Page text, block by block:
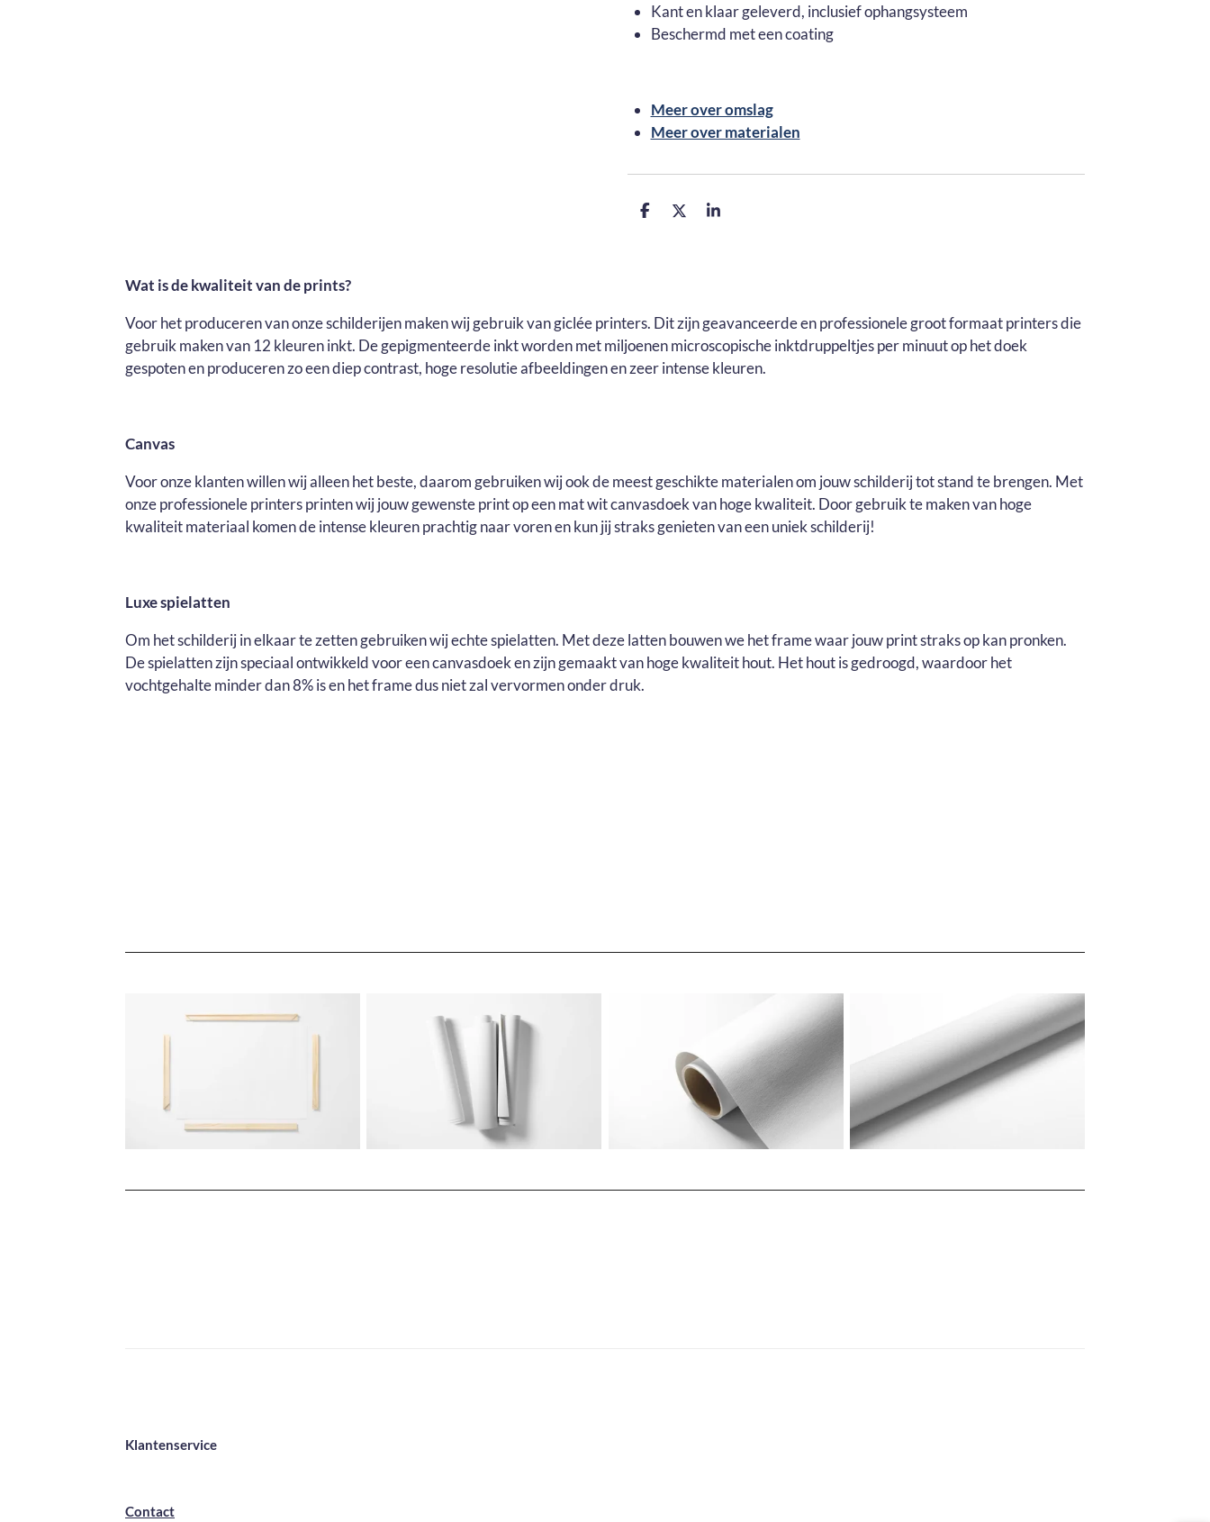
Kant en klaar geleverd, inclusief ophangsysteem
Beschermd met een coating
Meer over omslag
Meer over materialen
D
D
S
Wat is de kwaliteit van de prints?
Voor het produceren van onze schilderijen maken wij gebruik van giclée printers. Dit zijn geavanceerde en professionele groot formaat printers die
gebruik maken van 12 kleuren inkt. De gepigmenteerde inkt worden met miljoenen microscopische inktdruppeltjes per minuut op het doek
gespoten en produceren zo een diep contrast, hoge resolutie afbeeldingen en zeer intense kleuren.
Canvas
Voor onze klanten willen wij alleen het beste, daarom gebruiken wij ook de meest geschikte materialen om jouw schilderij tot stand te brengen. Met
onze professionele printers printen wij jouw gewenste print op een mat wit canvasdoek van hoge kwaliteit. Door gebruik te maken van hoge
kwaliteit materiaal komen de intense kleuren prachtig naar voren en kun jij straks genieten van een uniek schilderij!
Luxe spielatten
Om het schilderij in elkaar te zetten gebruiken wij echte spielatten. Met deze latten bouwen we het frame waar jouw print straks op kan pronken.
De spielatten zijn speciaal ontwikkeld voor een canvasdoek en zijn gemaakt van hoge kwaliteit hout. Het hout is gedroogd, waardoor het
vochtgehalte minder dan 8% is en het frame dus niet zal vervormen onder druk.
Klantenservice
Contact